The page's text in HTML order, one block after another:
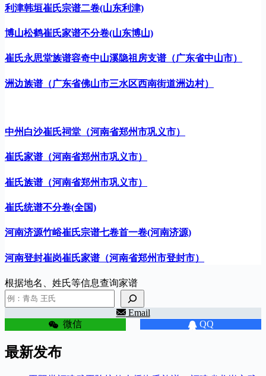
利津韩垣崔氏宗谱二卷(山东利津)
博山松鹤崔氏家谱不分卷(山东博山)
崔氏永思堂族谱容奇中山溪隐祖房支谱（广东省中山市）
洲边族谱（广东省佛山市三水区西南街道洲边村）
中州白沙崔氏祠堂（河南省郑州市巩义市）
崔氏家谱（河南省郑州市巩义市）
崔氏族谱（河南省郑州市巩义市）
崔氏统谱不分卷(全国)
河南济源竹峪崔氏宗谱七卷首一卷(河南济源)
河南登封崔岗崔氏家谱（河南省郑州市登封市）
根据地名、姓氏等信息查询家谱
Email
微信 QQ
最新发布